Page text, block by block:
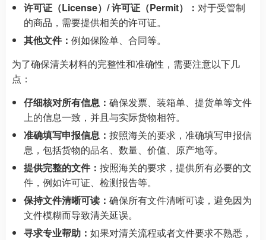
许可证（License）/ 许可证（Permit）： 对于受管制
的商品，需要提供相关的许可证。
其他文件： 例如保险单、合同等。
为了确保清关材料的完整性和准确性，需要注意以下几
点：
仔细核对所有信息： 确保发票、装箱单、提货单等文件
上的信息一致，并且与实际货物相符。
准确填写申报信息： 按照海关的要求，准确填写申报信
息，包括货物的品名、数量、价值、原产地等。
提供完整的文件： 按照海关的要求，提供所有必要的文
件，例如许可证、检测报告等。
保持文件清晰可读： 确保所有文件清晰可读，避免因为
文件模糊而导致清关延误。
寻求专业帮助： 如果对清关流程或者文件要求不熟悉，